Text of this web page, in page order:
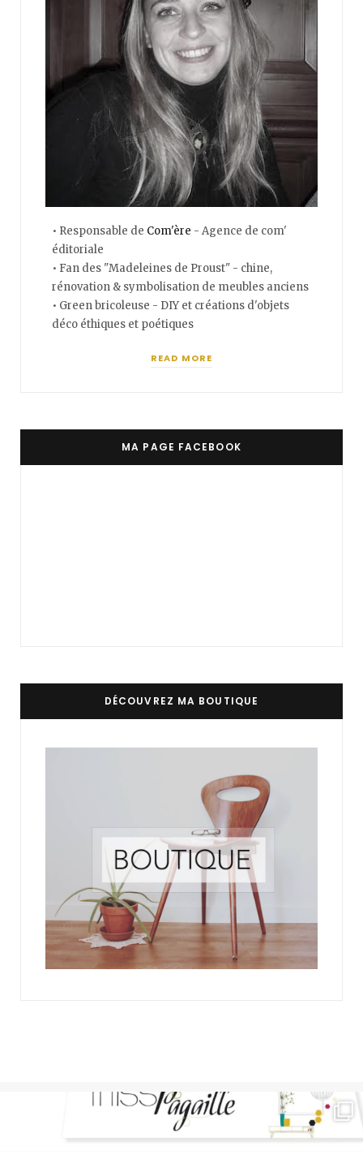
• Responsable de Com'ère - Agence de com'
éditoriale
• Fan des "Madeleines de Proust" - chine,
rénovation & symbolisation de meubles anciens
• Green bricoleuse - DIY et créations d'objets
déco éthiques et poétiques
READ MORE
MA PAGE FACEBOOK
DÉCOUVREZ MA BOUTIQUE